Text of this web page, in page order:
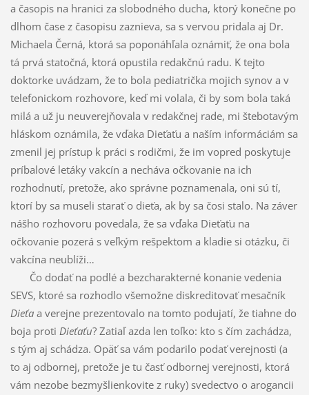
a časopis na hranici za slobodného ducha, ktorý konečne po
dlhom čase z časopisu zaznieva, sa s vervou pridala aj Dr.
Michaela Černá, ktorá sa poponáhľala oznámiť, že ona bola
tá prvá statočná, ktorá opustila redakčnú radu. K tejto
doktorke uvádzam, že to bola pediatrička mojich synov a v
telefonickom rozhovore, keď mi volala, či by som bola taká
milá a už ju neuverejňovala v redakčnej rade, mi štebotavým
hláskom oznámila, že vďaka Dieťaťu a naším informáciám sa
zmenil jej prístup k práci s rodičmi, že im vopred poskytuje
príbalové letáky vakcín a necháva očkovanie na ich
rozhodnutí, pretože, ako správne poznamenala, oni sú tí,
ktorí by sa museli starať o dieťa, ak by sa čosi stalo. Na záver
nášho rozhovoru povedala, že sa vďaka Dieťaťu na
očkovanie pozerá s veľkým rešpektom a kladie si otázku, či
vakcína neublíži…
Čo dodať na podlé a bezcharakterné konanie vedenia
SEVS, ktoré sa rozhodlo všemožne diskreditovať mesačník
Dieťaa verejne prezentovalo na tomto podujatí, že tiahne do
boja proti Dieťaťu? Zatiaľ azda len toľko: kto s čím zachádza,
s tým aj schádza. Opäť sa vám podarilo podať verejnosti (a
to aj odbornej, pretože je tu časť odbornej verejnosti, ktorá
vám nezobe bezmyšlienkovite z ruky) svedectvo o arogancii